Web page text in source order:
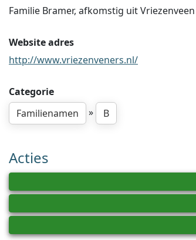
Familie Bramer, afkomstig uit
Website adres
http://www.vriezenveners.nl/
Categorie
Familienamen
» B
Acties